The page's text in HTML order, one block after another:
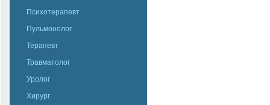
Психотерапевт
Пульмонолог
Терапевт
Травматолог
Уролог
Хирург